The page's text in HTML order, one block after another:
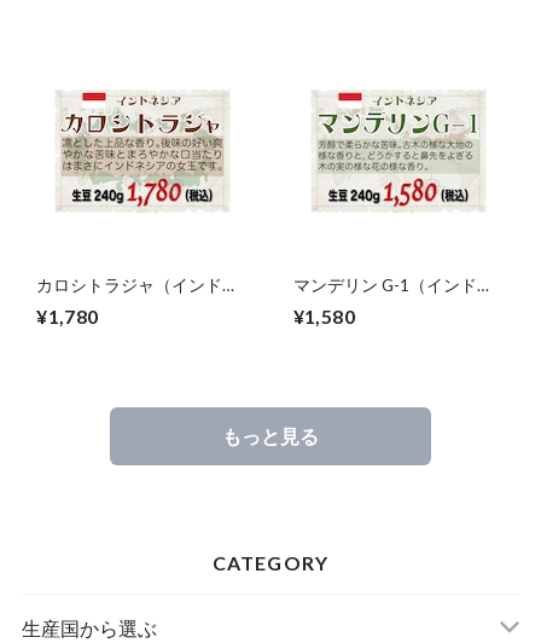
カロシトラジャ（インドネ
¥1,780
マンデリン G-1（インドネ
¥1,580
もっと見る
CATEGORY
生産国から選ぶ